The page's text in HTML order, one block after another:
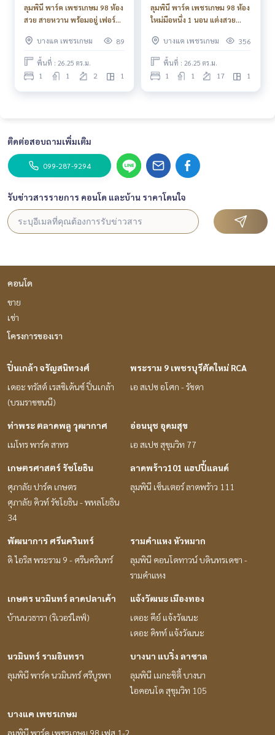
ลุมพินี พาร์ค เพชรเกษม 98 ห้อง
สวย สายหวาน พร้อมอยู่ เฟอร์
บางแค เพชรเกษม
89
พื้นที่ : 26.25 ตร.ม.
1 1 2 1
ลุมพินี พาร์ค เพชรเกษม 98 ห้อง
ใหม่มือหนึ่ง 1 นอน แต่งสวย
บางแค เพชรเกษม
356
พื้นที่ : 26.25 ตร.ม.
1 1 17 1
ติดต่อสอบถามเพิ่มเติม
099-287-9294
รับข่าวสารรายการ คอนโด และบ้าน ราคาโดนใจ
คอนโด
ขาย
เช่า
โครงการของเรา
ปิ่นเกล้า จรัญสนิทวงศ์
เดอะ ทรัสต์ เรสซิเด้นซ์ ปิ่นเกล้า
(บรมราชชนนี)
พระราม 9 เพชรบุรีตัดใหม่ RCA
เอ สเปซ อโศก - รัชดา
ท่าพระ ตลาดพลู วุฒากาศ
เมโทร พาร์ค สาทร
อ่อนนุช อุดมสุข
เอ สเปซ สุขุมวิท 77
เกษตรศาสตร์ รัชโยธิน
ศุภาลัย ปาร์ค เกษตร
ศุภาลัย คิวท์ รัชโยธิน - พหลโยธิน
34
ลาดพร้าว101 แฮปปี้แลนด์
ลุมพินี เซ็นเตอร์ ลาดพร้าว 111
พัฒนาการ ศรีนครินทร์
ดิ ไอริส พระราม 9 - ศรีนครินทร์
รามคำแหง หัวหมาก
ลุมพินี คอนโดทาวน์ บดินทรเดชา -
รามคำแหง
เกษตร นวมินทร์ ลาดปลาเค้า
บ้านนวธารา (ริเวอร์ไลฟ์)
แจ้งวัฒนะ เมืองทอง
เดอะ คีย์ แจ้งวัฒนะ
เดอะ คิทท์ แจ้งวัฒนะ
นวมินทร์ รามอินทรา
ลุมพินี พาร์ค นวมินทร์ ศรีบูรพา
บางนา แบริ่ง ลาซาล
ลุมพินี เมกะซิตี้ บางนา
ไอคอนโด สุขุมวิท 105
บางแค เพชรเกษม
ลุมพินี พาร์ค เพชรเกษม 98 เฟส 1-2